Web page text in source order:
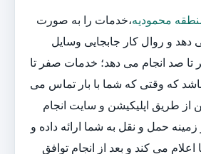
محمودیه،خدمات را به صورت
و روال کار جابجایی وسایل
صد انجام می دهد؛ خدمات صفر تا
که وقتی که شما با بار تماس می
از طریق اپلیکیشن و سایت انجام
حمل و نقل به شما ارائه داده و
می کند و بعد از انجام توافق